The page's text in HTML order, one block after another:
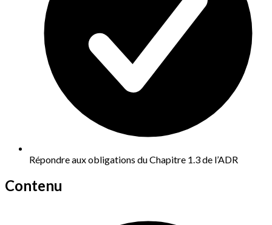
Répondre aux obligations du Chapitre 1.3 de l’ADR
Contenu